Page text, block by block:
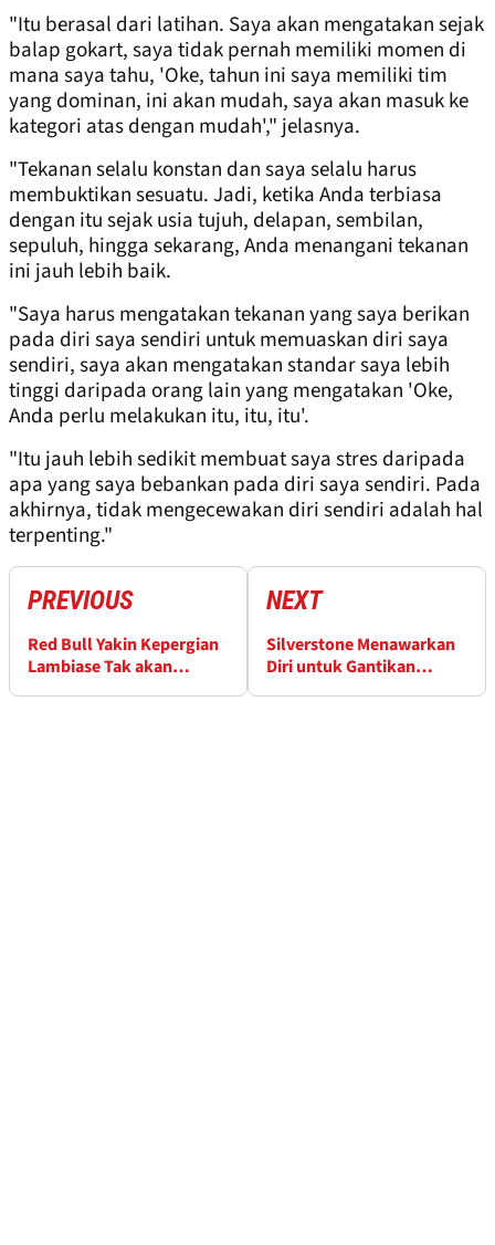
"Itu berasal dari latihan. Saya akan mengatakan sejak
balap gokart, saya tidak pernah memiliki momen di
mana saya tahu, 'Oke, tahun ini saya memiliki tim
yang dominan, ini akan mudah, saya akan masuk ke
kategori atas dengan mudah'," jelasnya.
"Tekanan selalu konstan dan saya selalu harus
membuktikan sesuatu. Jadi, ketika Anda terbiasa
dengan itu sejak usia tujuh, delapan, sembilan,
sepuluh, hingga sekarang, Anda menangani tekanan
ini jauh lebih baik.
"Saya harus mengatakan tekanan yang saya berikan
pada diri saya sendiri untuk memuaskan diri saya
sendiri, saya akan mengatakan standar saya lebih
tinggi daripada orang lain yang mengatakan 'Oke,
Anda perlu melakukan itu, itu, itu'.
"Itu jauh lebih sedikit membuat saya stres daripada
apa yang saya bebankan pada diri saya sendiri. Pada
akhirnya, tidak mengecewakan diri sendiri adalah hal
terpenting."
PREVIOUS
Red Bull Yakin Kepergian
Lambiase Tak akan
NEXT
Silverstone Menawarkan
Diri untuk Gantikan